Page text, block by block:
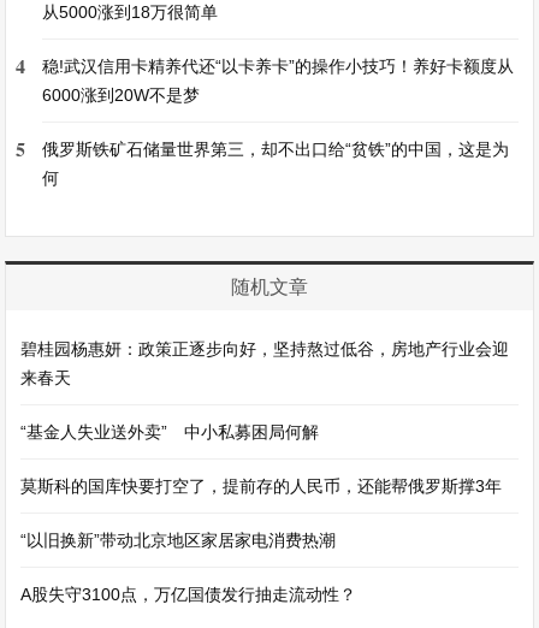
从5000涨到18万很简单
4
稳!武汉信用卡精养代还“以卡养卡”的操作小技巧！养好卡额度从
6000涨到20W不是梦
5
俄罗斯铁矿石储量世界第三，却不出口给“贫铁”的中国，这是为
何
随机文章
碧桂园杨惠妍：政策正逐步向好，坚持熬过低谷，房地产行业会迎
来春天
“基金人失业送外卖” 中小私募困局何解
莫斯科的国库快要打空了，提前存的人民币，还能帮俄罗斯撑3年
“以旧换新”带动北京地区家居家电消费热潮
A股失守3100点，万亿国债发行抽走流动性？